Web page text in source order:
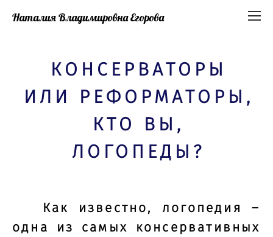
Наталия Владимировна Егорова
КОНСЕРВАТОРЫ
ИЛИ РЕФОРМАТОРЫ,
КТО ВЫ,
ЛОГОПЕДЫ?
Как известно, логопедия –
одна из самых консервативных